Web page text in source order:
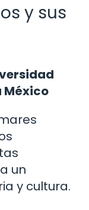
y sus
México
un
y cultura.